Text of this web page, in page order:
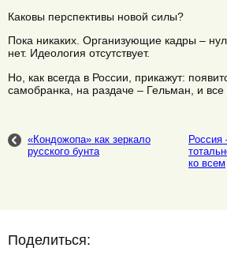
Каковы перспективы новой силы?
Пока никаких. Организующие кадры –
нет. Идеология отсутствует.
Но, как всегда в России, прикажут:
самобранка, на раздаче – Гельман, и все
«Кондожопа» как зеркало
русского бунта
Россия
ко всем
Поделиться: